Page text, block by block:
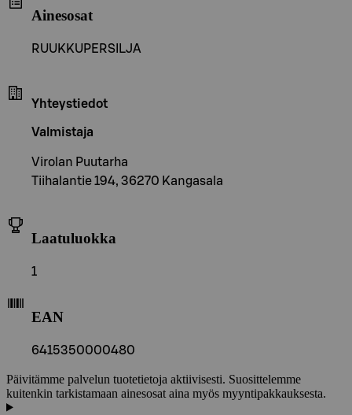
Ainesosat
RUUKKUPERSILJA
Yhteystiedot
Valmistaja
Virolan Puutarha
Tiihalantie 194, 36270 Kangasala
Laatuluokka
1
EAN
6415350000480
Päivitämme palvelun tuotetietoja aktiivisesti. Suosittelemme
kuitenkin tarkistamaan ainesosat aina myös myyntipakkauksesta.